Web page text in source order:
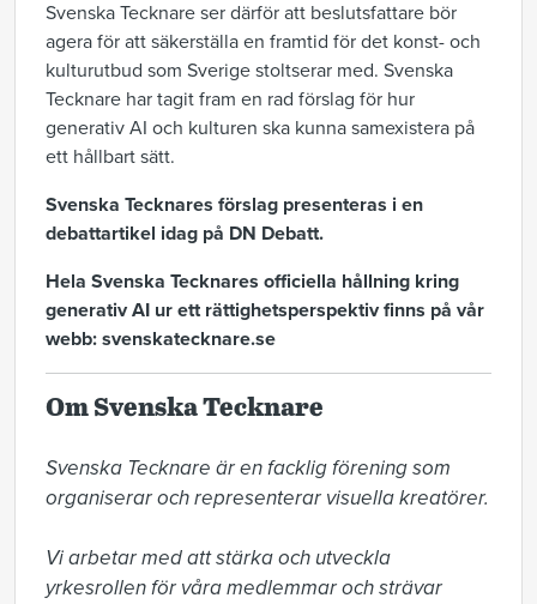
Svenska Tecknare ser därför att beslutsfattare bör
agera för att säkerställa en framtid för det konst- och
kulturutbud som Sverige stoltserar med. Svenska
Tecknare har tagit fram en rad förslag för hur
generativ AI och kulturen ska kunna samexistera på
ett hållbart sätt.
Svenska Tecknares förslag presenteras i en
debattartikel idag på DN Debatt.
Hela Svenska Tecknares officiella hållning kring
generativ AI ur ett rättighetsperspektiv finns på vår
webb: svenskatecknare.se
Om Svenska Tecknare
Svenska Tecknare är en facklig förening som
organiserar och representerar visuella kreatörer.
Vi arbetar med att stärka och utveckla
yrkesrollen för våra medlemmar och strävar